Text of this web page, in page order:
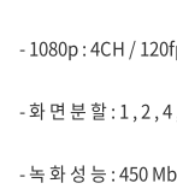
- 1080p : 4CH /
- 화 면 분 할 : 1 , 2 ,
- 녹 화 성 능 : 450